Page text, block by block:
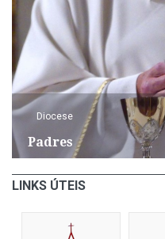
Diocese
Padres
LINKS ÚTEIS